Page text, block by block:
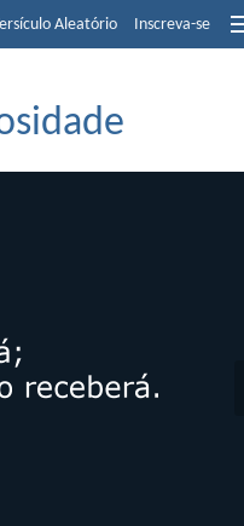
Aleatório Inscreva-se